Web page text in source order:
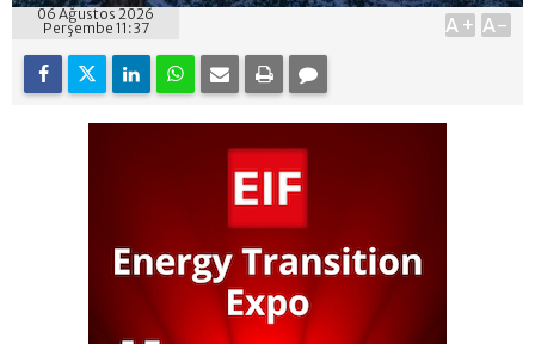
06 Ağustos 2026
Perşembe 11:37
A+ A-